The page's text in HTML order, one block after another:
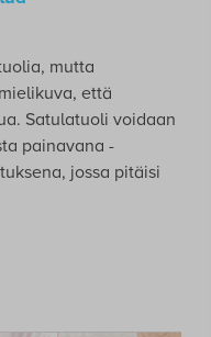
mutta
että
Satulatuoli voidaan
painavana -
jossa pitäisi